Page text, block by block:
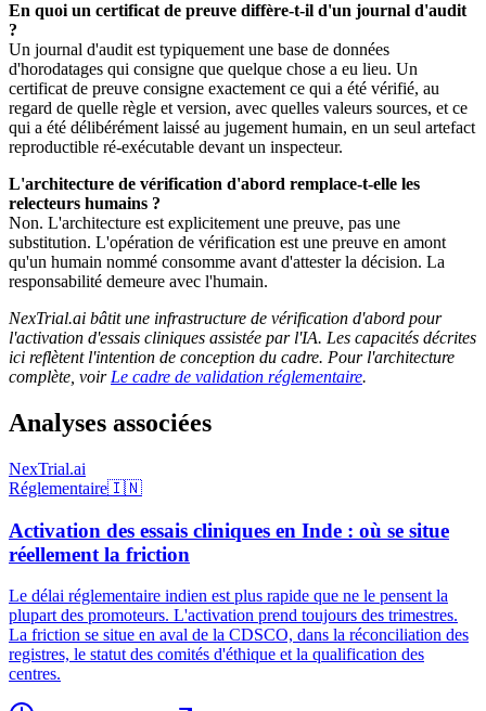
En quoi un certificat de preuve diffère-t-il d'un journal d'audit
?
Un journal d'audit est typiquement une base de données
d'horodatages qui consigne que quelque chose a eu lieu. Un
certificat de preuve consigne exactement ce qui a été vérifié, au
regard de quelle règle et version, avec quelles valeurs sources, et ce
qui a été délibérément laissé au jugement humain, en un seul artefact
reproductible ré-exécutable devant un inspecteur.
L'architecture de vérification d'abord remplace-t-elle les
relecteurs humains ?
Non. L'architecture est explicitement une preuve, pas une
substitution. L'opération de vérification est une preuve en amont
qu'un humain nommé consomme avant d'attester la décision. La
responsabilité demeure avec l'humain.
NexTrial.ai bâtit une infrastructure de vérification d'abord pour
l'activation d'essais cliniques assistée par l'IA. Les capacités décrites
ici reflètent l'intention de conception du cadre. Pour l'architecture
complète, voir Le cadre de validation réglementaire.
Analyses associées
NexTrial.ai
Réglementaire🇮🇳
Activation des essais cliniques en Inde : où se situe
réellement la friction
Le délai réglementaire indien est plus rapide que ne le pensent la
plupart des promoteurs. L'activation prend toujours des trimestres.
La friction se situe en aval de la CDSCO, dans la réconciliation des
registres, le statut des comités d'éthique et la qualification des
centres.